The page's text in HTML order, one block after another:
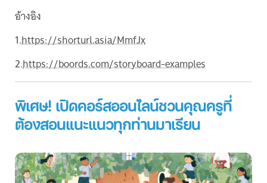
อ้างอิง
1.https://shorturl.asia/MmfJx
2.https://boords.com/storyboard-examples
พิเศษ! เปิดคอร์สออนไลน์ชวนคุณครูที่
ต้องสอนแนะแนวทุกท่านมาเรียน